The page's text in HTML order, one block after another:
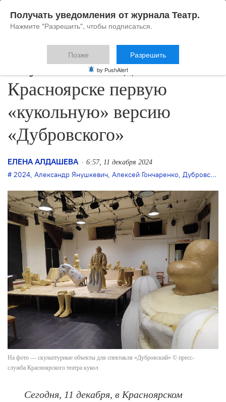
Янушкевич создаёт в
Красноярске первую
«кукольную» версию
«Дубровского»
ЕЛЕНА АЛДАШЕВА 6:57, 11 декабря 2024
2024, Александр Янушкевич, Алексей Гончаренко, Дубровский
На фото — скульптурные объекты для спектакля «Дубровский» © пресс-
служба Красноярского театра кукол
Сегодня, 11 декабря, в Красноярском
Получать уведомления от журнала Театр.
Нажмите "Разрешить", чтобы подписаться.
Позже Разрешить
by PushAlert